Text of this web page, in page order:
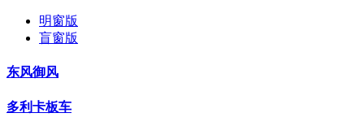
明窗版
盲窗版
东风御风
多利卡板车